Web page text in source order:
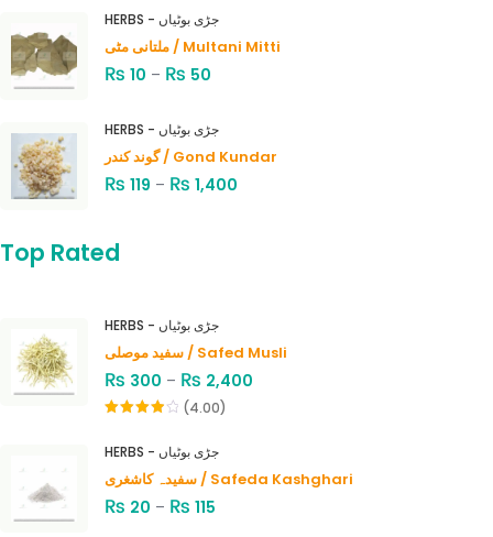
HERBS - جڑی بوٹیاں
ملتانی مٹی / Multani Mitti
₨ 10 – ₨ 50
HERBS - جڑی بوٹیاں
گوند کندر / Gond Kundar
₨ 119 – ₨ 1,400
Top Rated
HERBS - جڑی بوٹیاں
سفید موصلی / Safed Musli
₨ 300 – ₨ 2,400
of 5
(4.00)
HERBS - جڑی بوٹیاں
سفیدہ کاشغری / Safeda Kashghari
₨ 20 – ₨ 115